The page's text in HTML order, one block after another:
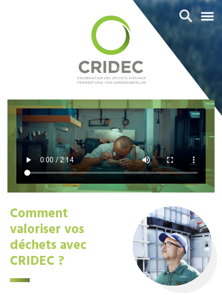
Comment
valoriser vos
déchets avec
CRIDEC ?